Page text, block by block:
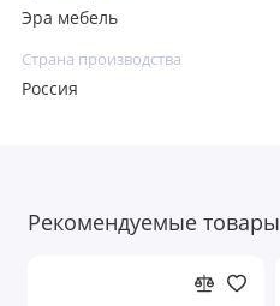
Эра мебель
Страна производства
Россия
Рекомендуемые товары